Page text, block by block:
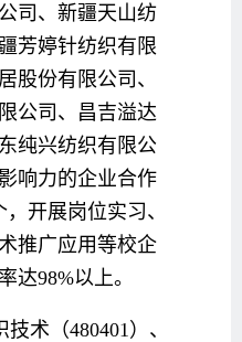
司、新疆天山纺
芳婷针纺织有限
股份有限公司、
公司、昌吉溢达
纯兴纺织有限公
响力的企业合作
开展岗位实习、
推广应用等校企
达98%以上。
术（480401）、